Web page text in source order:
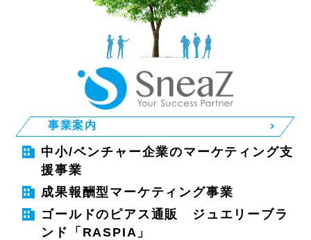
事業案内
中小/ベンチャー企業のマーケティング支
援事業
成果報酬型マーケティング事業
ゴールドのピアス通販 ジュエリーブラ
ンド「RASPIA」